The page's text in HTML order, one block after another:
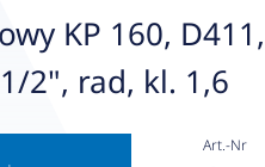
KP 160,
2", rad, kl. 1,6
Art.-Nr